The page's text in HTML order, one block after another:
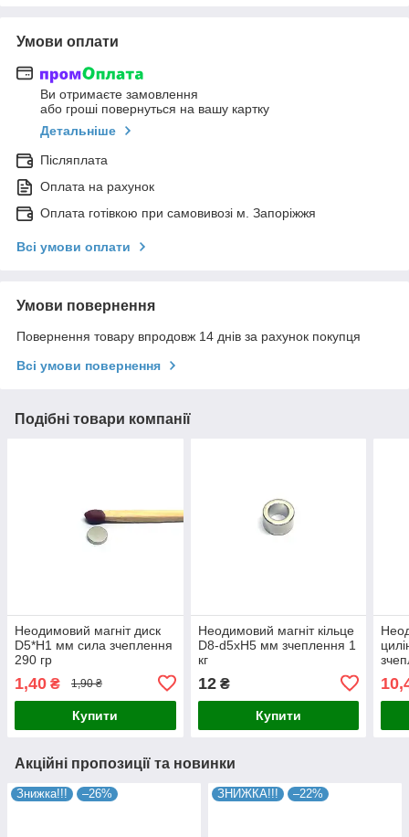
Умови оплати
Ви отримаєте замовлення
або гроші повернуться на вашу картку
Детальніше
Післяплата
Оплата на рахунок
Оплата готівкою при самовивозі м. Запоріжжя
Всі умови оплати
Умови повернення
Повернення товару впродовж 14 днів за рахунок покупця
Всі умови повернення
Подібні товари компанії
Неодимовий магніт диск
D5*H1 мм сила зчеплення
290 гр
1,40 ₴ 1,90 ₴
Купити
Неодимовий магніт кільце
D8-d5хH5 мм зчеплення 1
кг
12₴
Купити
Акційні пропозиції та новинки
Знижка!!! –26% ЗНИЖКА!!! –22%